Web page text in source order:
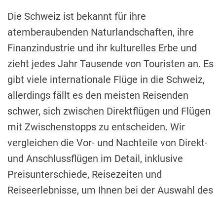
Die Schweiz ist bekannt für ihre
atemberaubenden Naturlandschaften, ihre
Finanzindustrie und ihr kulturelles Erbe und
zieht jedes Jahr Tausende von Touristen an. Es
gibt viele internationale Flüge in die Schweiz,
allerdings fällt es den meisten Reisenden
schwer, sich zwischen Direktflügen und Flügen
mit Zwischenstopps zu entscheiden. Wir
vergleichen die Vor- und Nachteile von Direkt-
und Anschlussflügen im Detail, inklusive
Preisunterschiede, Reisezeiten und
Reiseerlebnisse, um Ihnen bei der Auswahl des